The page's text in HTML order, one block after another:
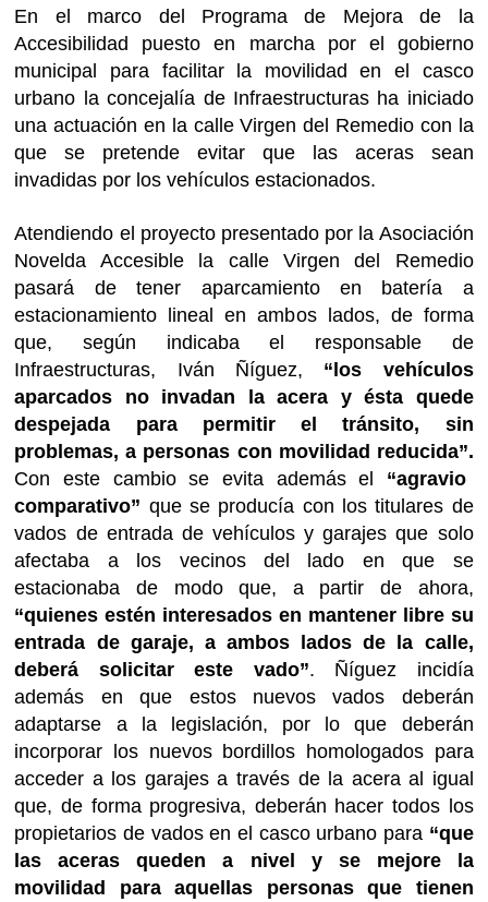
En el marco del Programa de Mejora de la
Accesibilidad puesto en marcha por el gobierno
municipal para facilitar la movilidad en el casco
urbano la concejalía de Infraestructuras ha iniciado
una actuación en la calle Virgen del Remedio con la
que se pretende evitar que las aceras sean
invadidas por los vehículos estacionados.
Atendiendo el proyecto presentado por la Asociación
Novelda Accesible la calle Virgen del Remedio
pasará de tener aparcamiento en batería a
estacionamiento lineal en ambos lados, de forma
que, según indicaba el responsable de
Infraestructuras, Iván Ñíguez, “los vehículos
aparcados no invadan la acera y ésta quede
despejada para permitir el tránsito, sin
problemas, a personas con movilidad reducida”.
Con este cambio se evita además el “agravio
comparativo” que se producía con los titulares de
vados de entrada de vehículos y garajes que solo
afectaba a los vecinos del lado en que se
estacionaba de modo que, a partir de ahora,
“quienes estén interesados en mantener libre su
entrada de garaje, a ambos lados de la calle,
deberá solicitar este vado”. Ñíguez incidía
además en que estos nuevos vados deberán
adaptarse a la legislación, por lo que deberán
incorporar los nuevos bordillos homologados para
acceder a los garajes a través de la acera al igual
que, de forma progresiva, deberán hacer todos los
propietarios de vados en el casco urbano para “que
las aceras queden a nivel y se mejore la
movilidad para aquellas personas que tienen